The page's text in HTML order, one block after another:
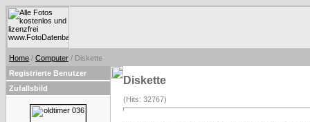
Home / Computer / Diskette
Registrierte Benutzer
Zufallsbild
Diskette
(Hits: 32767)